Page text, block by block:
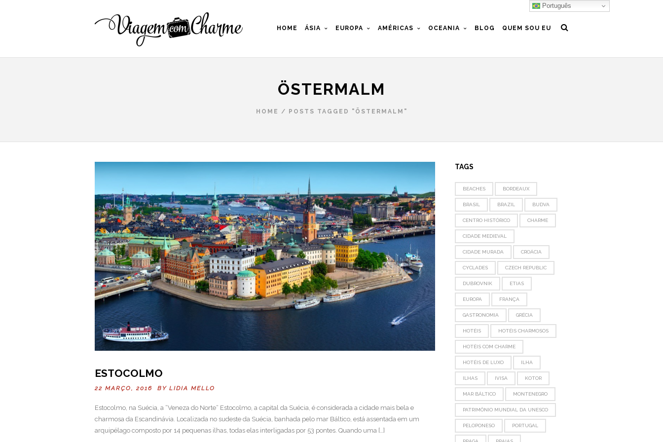
HOME ÁSIA EUROPA AMÉRICAS OCEANIA BLOG QUEM SOU EU
ÖSTERMALM
HOME / POSTS TAGGED "ÖSTERMALM"
ESTOCOLMO
22 MARÇO, 2016 BY LIDIA MELLO
Estocolmo, na Suécia, a “Veneza do Norte“ Estocolmo, a capital da Suécia, é considerada a cidade mais bela e
charmosa da Escandinávia. Localizada no sudeste da Suécia, banhada pelo mar Báltico, está assentada em um
arquipélago composto por 14 pequenas ilhas, todas elas interligadas por 53 pontes. Quando uma […]
TAGS
BEACHES BORDEAUX
BRASIL BRAZIL BUDVA
CENTRO HISTÓRICO CHARME
CIDADE MEDIEVAL
CIDADE MURADA CROÁCIA
CYCLADES CZECH REPUBLIC
DUBROVNIK ETIAS
EUROPA FRANÇA
GASTRONOMIA GRÉCIA
HOTÉIS HOTÉIS CHARMOSOS
HOTÉIS COM CHARME
HOTÉIS DE LUXO ILHA
ILHAS IVISA KOTOR
MAR BÁLTICO MONTENEGRO
PATRIMÔNIO MUNDIAL DA UNESCO
PELOPONESO PORTUGAL
Português